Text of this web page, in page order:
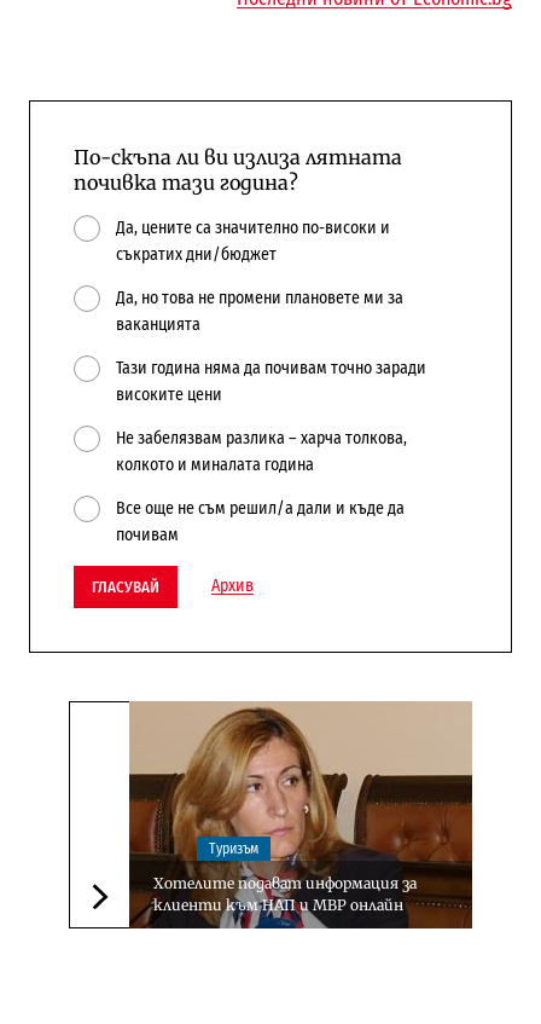
По-скъпа ли ви излиза лятната
почивка тази година?
Да, цените са значително по-високи и
съкратих дни/бюджет
Да, но това не промени плановете ми за
ваканцията
Тази година няма да почивам точно заради
високите цени
Не забелязвам разлика – харча толкова,
колкото и миналата година
Все още не съм решил/а дали и къде да
почивам
ГЛАСУВАЙ Архив
Следваща новина
Туризъм
Хотелите подават информация за
клиенти към НАП и МВР онлайн